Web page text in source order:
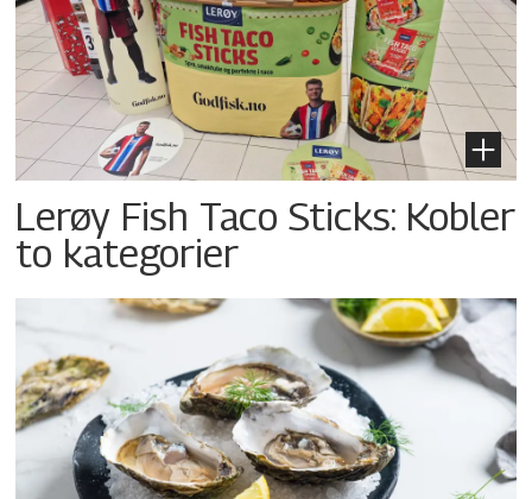
Lerøy Fish Taco Sticks: Kobler
to kategorier